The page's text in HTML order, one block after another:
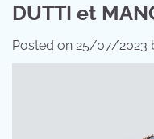
DUTTI et
Posted on 25/07/2023